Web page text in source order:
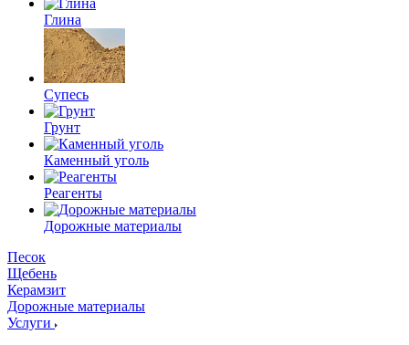
Глина
Супесь
Грунт
Каменный уголь
Реагенты
Дорожные материалы
Песок
Щебень
Керамзит
Дорожные материалы
Услуги